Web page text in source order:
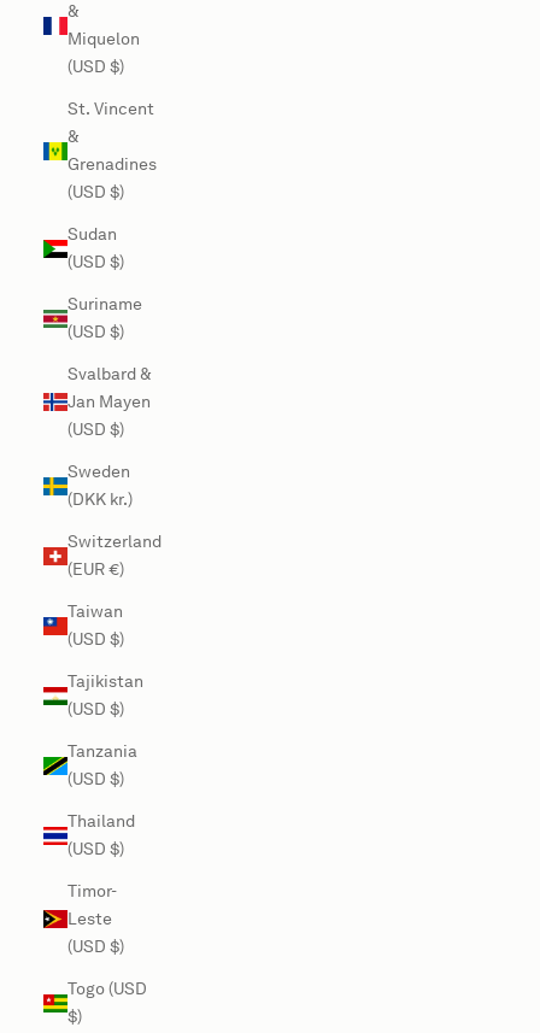
&
Miquelon
(USD $)
St. Vincent
&
Grenadines
(USD $)
Sudan
(USD $)
Suriname
(USD $)
Svalbard &
Jan Mayen
(USD $)
Sweden
(DKK kr.)
Switzerland
(EUR €)
Taiwan
(USD $)
Tajikistan
(USD $)
Tanzania
(USD $)
Thailand
(USD $)
Timor-
Leste
(USD $)
Togo (USD
$)